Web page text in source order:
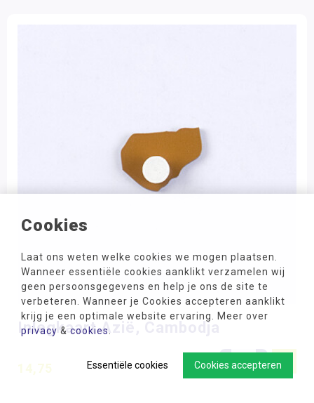
Cookies
Laat ons weten welke cookies we mogen plaatsen.
Wanneer essentiële cookies aanklikt verzamelen wij
geen persoonsgegevens en help je ons de site te
verbeteren. Wanneer je Cookies accepteren aanklikt
krijg je een optimale website ervaring. Meer over
privacy & cookies
Cookies accepteren
Essentiële cookies
Inlegkaart Azië, Cambodja
14,75 - +